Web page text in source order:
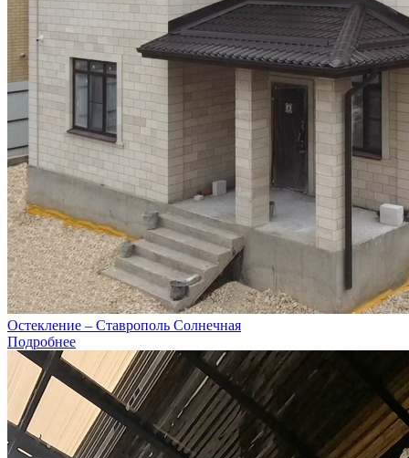
Остекление – Ставрополь Солнечная
Подробнее